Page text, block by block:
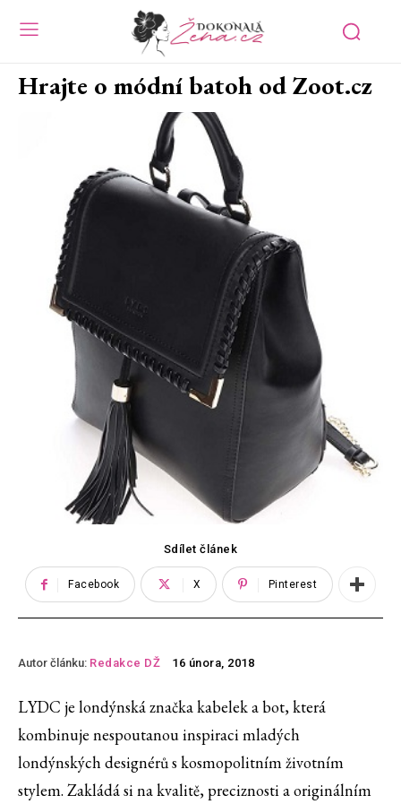
Hrajte o módní batoh od Zoot.cz
Sdílet článek
Facebook X Pinterest
Autor článku: Redakce DŽ 16 února, 2018
LYDC je londýnská značka kabelek a bot, která
kombinuje nespoutanou inspiraci mladých
londýnských designérů s kosmopolitním životním
stylem. Zakládá si na kvalitě, preciznosti a originálním